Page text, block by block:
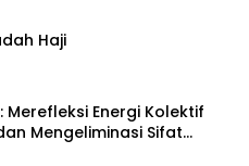
Haji
: Merefleksi Energi Kolektif
Mengeliminasi Sifat